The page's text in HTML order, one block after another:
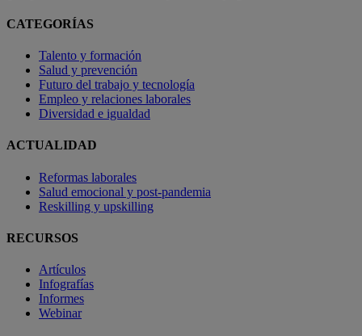
CATEGORÍAS
Talento y formación
Salud y prevención
Futuro del trabajo y tecnología
Empleo y relaciones laborales
Diversidad e igualdad
ACTUALIDAD
Reformas laborales
Salud emocional y post-pandemia
Reskilling y upskilling
RECURSOS
Artículos
Infografías
Informes
Webinar